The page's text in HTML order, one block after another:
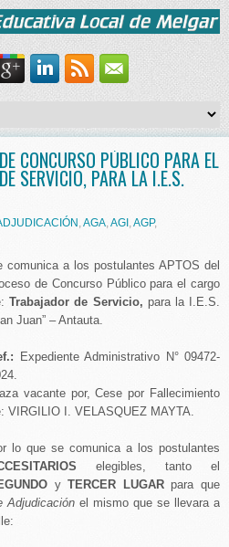
CONCURSO PÚBLICO PARA EL
SERVICIO, PARA LA I.E.S.
,AGA,AGI ,AGP,
comunica a los postulantes APTOS del
de Concurso Público para el cargo
Trabajador de Servicio, para la I.E.S.
Juan” – Antauta.
Expediente Administrativo N° 09472-
vacante por, Cese por Fallecimiento
VIRGILIO I. VELASQUEZ MAYTA.
lo que se comunica a los postulantes
elegibles, tanto el
yTERCER LUGARpara que
Adjudicación el mismo que se llevara a